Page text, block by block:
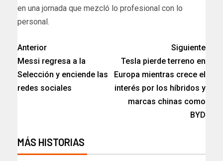
en una jornada que mezcló lo profesional con lo
personal.
Anterior
Messi regresa a la
Selección y enciende las
redes sociales
Siguiente
Tesla pierde terreno en
Europa mientras crece el
interés por los híbridos y
marcas chinas como
BYD
MÁS HISTORIAS